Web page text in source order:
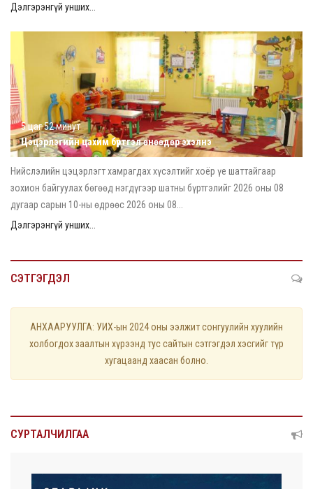
Дэлгэрэнгүй унших...
5 цаг 52 минут
Цэцэрлэгийн цахим бүртгэл өнөөдөр эхэлнэ
Нийслэлийн цэцэрлэгт хамрагдах хүсэлтийг хоёр үе шаттайгаар
зохион байгуулах бөгөөд нэгдүгээр шатны бүртгэлийг 2026 оны 08
дугаар сарын 10-ны өдрөөс 2026 оны 08...
Дэлгэрэнгүй унших...
СЭТГЭГДЭЛ
АНХААРУУЛГА: УИХ-ын 2024 оны ээлжит сонгуулийн хуулийн
холбогдох заалтын хүрээнд тус сайтын сэтгэгдэл хэсгийг түр
хугацаанд хаасан болно.
СУРТАЛЧИЛГАА